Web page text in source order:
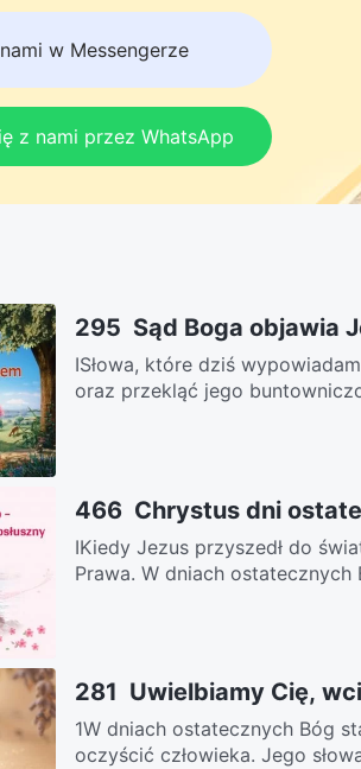
do naszej grupy studyjnej. Nie
w Messengerze
z nami przez WhatsApp
295 Sąd Boga objawia
ISłowa, które dziś
oraz przekląć jego
466 Chrystus dni
IKiedy Jezus przyszedł do
Prawa. W dniach ostatecznych
281 Uwielbiamy Cię,
1W dniach ostatecznych Bóg
oczyścić człowieka. Jego